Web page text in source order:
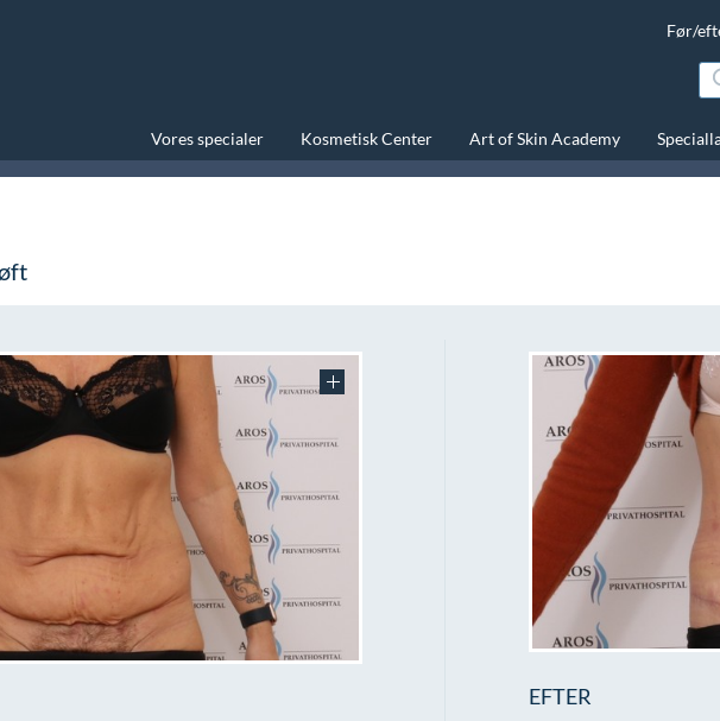
Før/
Vores specialer Kosmetisk Center Art of Skin Academy
EFTER